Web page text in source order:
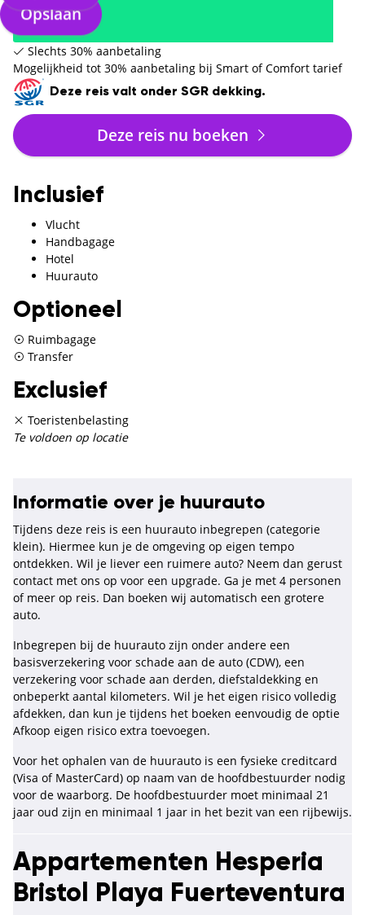
Opslaan
570,-
Slechts 30% aanbetaling
Mogelijkheid tot 30% aanbetaling bij Smart of Comfort tarief
Deze reis valt onder SGR dekking.
Deze reis nu boeken
Inclusief
Vlucht
Handbagage
Hotel
Huurauto
Optioneel
Ruimbagage
Transfer
Exclusief
Toeristenbelasting
Te voldoen op locatie
Informatie over je huurauto
Tijdens deze reis is een huurauto inbegrepen (categorie
klein). Hiermee kun je de omgeving op eigen tempo
ontdekken. Wil je liever een ruimere auto? Neem dan gerust
contact met ons op voor een upgrade. Ga je met 4 personen
of meer op reis. Dan boeken wij automatisch een grotere
auto.
Inbegrepen bij de huurauto zijn onder andere een
basisverzekering voor schade aan de auto (CDW), een
verzekering voor schade aan derden, diefstaldekking en
onbeperkt aantal kilometers. Wil je het eigen risico volledig
afdekken, dan kun je tijdens het boeken eenvoudig de optie
Afkoop eigen risico extra toevoegen.
Voor het ophalen van de huurauto is een fysieke creditcard
(Visa of MasterCard) op naam van de hoofdbestuurder nodig
voor de waarborg. De hoofdbestuurder moet minimaal 21
jaar oud zijn en minimaal 1 jaar in het bezit van een rijbewijs.
Appartementen Hesperia
Bristol Playa Fuerteventura